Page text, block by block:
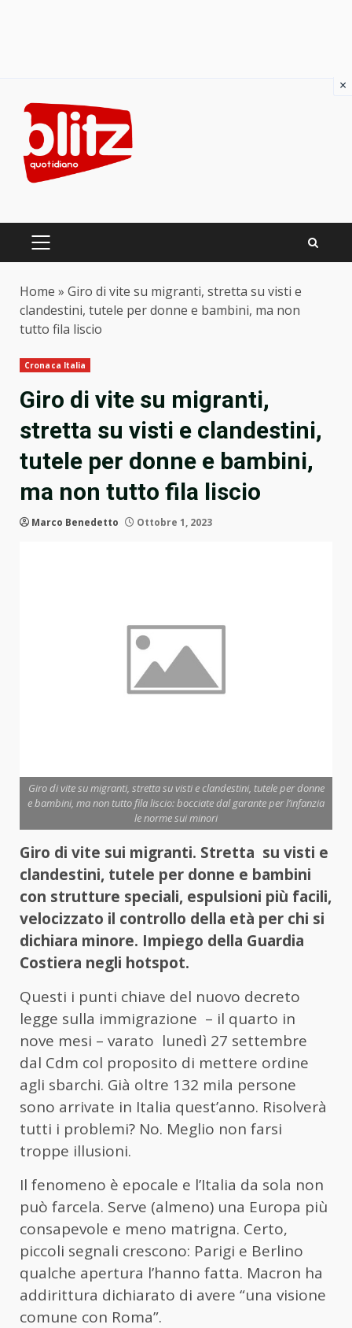
content
PRIMARY
Home » Giro di vite su migranti, stretta su visti e
clandestini, tutele per donne e bambini, ma non
tutto fila liscio
Cronaca Italia
Giro di vite su migranti,
stretta su visti e clandestini,
tutele per donne e bambini,
ma non tutto fila liscio
Marco Benedetto Ottobre 1, 2023
Giro di vite su migranti, stretta su visti e clandestini, tutele per donne
e bambini, ma non tutto fila liscio: bocciate dal garante per l’infanzia
le norme sui minori
Giro di vite sui migranti. Stretta su visti e
clandestini, tutele per donne e bambini
con strutture speciali, espulsioni più facili,
velocizzato il controllo della età per chi si
dichiara minore. Impiego della Guardia
Costiera negli hotspot.
Questi i punti chiave del nuovo decreto
legge sulla immigrazione – il quarto in
nove mesi – varato lunedì 27 settembre
dal Cdm col proposito di mettere ordine
agli sbarchi. Già oltre 132 mila persone
sono arrivate in Italia quest’anno. Risolverà
tutti i problemi? No. Meglio non farsi
troppe illusioni.
Il fenomeno è epocale e l’Italia da sola non
può farcela. Serve (almeno) una Europa più
consapevole e meno matrigna. Certo,
piccoli segnali crescono: Parigi e Berlino
qualche apertura l’hanno fatta. Macron ha
addirittura dichiarato di avere “una visione
comune con Roma”.
×